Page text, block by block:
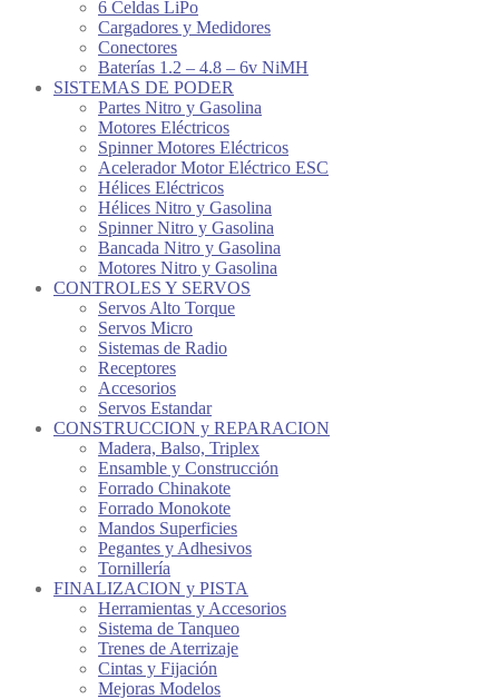
6 Celdas LiPo
Cargadores y Medidores
Conectores
Baterías 1.2 – 4.8 – 6v NiMH
SISTEMAS DE PODER
Partes Nitro y Gasolina
Motores Eléctricos
Spinner Motores Eléctricos
Acelerador Motor Eléctrico ESC
Hélices Eléctricos
Hélices Nitro y Gasolina
Spinner Nitro y Gasolina
Bancada Nitro y Gasolina
Motores Nitro y Gasolina
CONTROLES Y SERVOS
Servos Alto Torque
Servos Micro
Sistemas de Radio
Receptores
Accesorios
Servos Estandar
CONSTRUCCION y REPARACION
Madera, Balso, Triplex
Ensamble y Construcción
Forrado Chinakote
Forrado Monokote
Mandos Superficies
Pegantes y Adhesivos
Tornillería
FINALIZACION y PISTA
Herramientas y Accesorios
Sistema de Tanqueo
Trenes de Aterrizaje
Cintas y Fijación
Mejoras Modelos